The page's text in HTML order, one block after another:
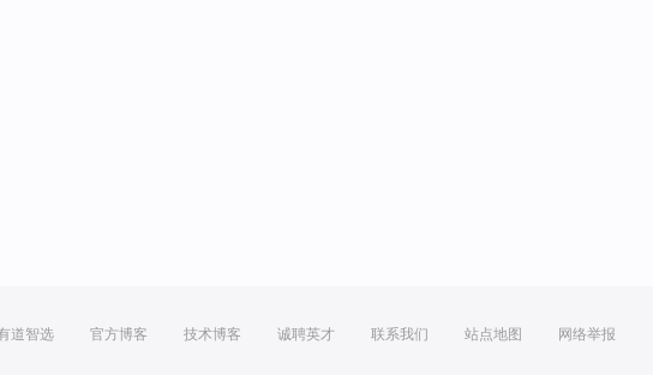
道智选 官方博客 技术博客 诚聘英才 联系我们 站点地图 网络举报